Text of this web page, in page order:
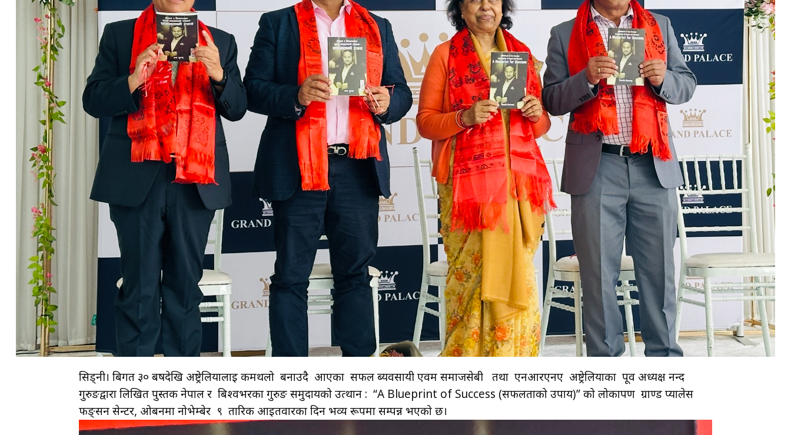
सिड्नी। बिगत ३० बर्षदेखि अष्ट्रेलियालाई कर्मथलो बनाउदै आएका सफल ब्यवसायी एवम समाजसेबी तथा एनआरएनए अष्ट्रेलियाका पूर्व अध्यक्ष नन्द
गुरुङद्वारा लिखित पुस्तक नेपाल र बिश्वभरका गुरुङ समुदायको उत्थान : “A Blueprint of Success (सफलताको उपाय)” को लोकार्पण ग्राण्ड प्यालेस
फङ्सन सेन्टर, ओबर्नमा नोभेम्बेर ९ तारिक आईतवारका दिन भव्य रूपमा सम्पन्न भएको छ।